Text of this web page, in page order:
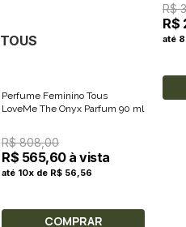
TOUS
Perfume Feminino Tous
LoveMe The Onyx Parfum 90 ml
R$ 808,00
R$ 565,60 à vista
até 10x de R$ 56,56
COMPRAR
R$
R$
até